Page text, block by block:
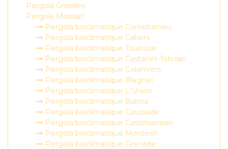
Pergola Grisolles
Pergola Moissac
Pergola bioclimatique Cornebarrieu
Pergola bioclimatique Cahors
Pergola bioclimatique Toulouse
Pergola bioclimatique Castanet-Tolosan
Pergola bioclimatique Colomiers
Pergola bioclimatique Blagnac
Pergola bioclimatique L'Union
Pergola bioclimatique Balma
Pergola bioclimatique Caussade
Pergola bioclimatique Castelsarrasin
Pergola bioclimatique Montech
Pergola bioclimatique Grenade